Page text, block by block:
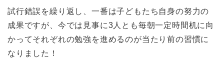
試行錯誤を繰り返し、一番は子どもたち自身の努力の
成果ですが、今では見事に3人とも毎朝一定時間机に向
かってそれぞれの勉強を進めるのが当たり前の習慣に
なりました！